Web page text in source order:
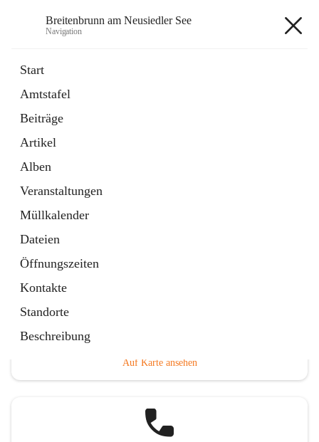
Breitenbrunn am Neusiedler See
Navigation
Start
Amtstafel
Beiträge
Artikel
Alben
Veranstaltungen
Müllkalender
Dateien
Öffnungszeiten
Kontakte
Standorte
Beschreibung
18 Schnellzugriffe
Gemeindeservice
Auf Karte ansehen